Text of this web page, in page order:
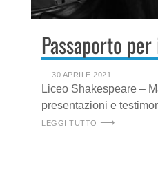
Passaporto
― 30 APRILE 2021
Liceo Shakespeare –
presentazioni e
LEGGI TUTTO